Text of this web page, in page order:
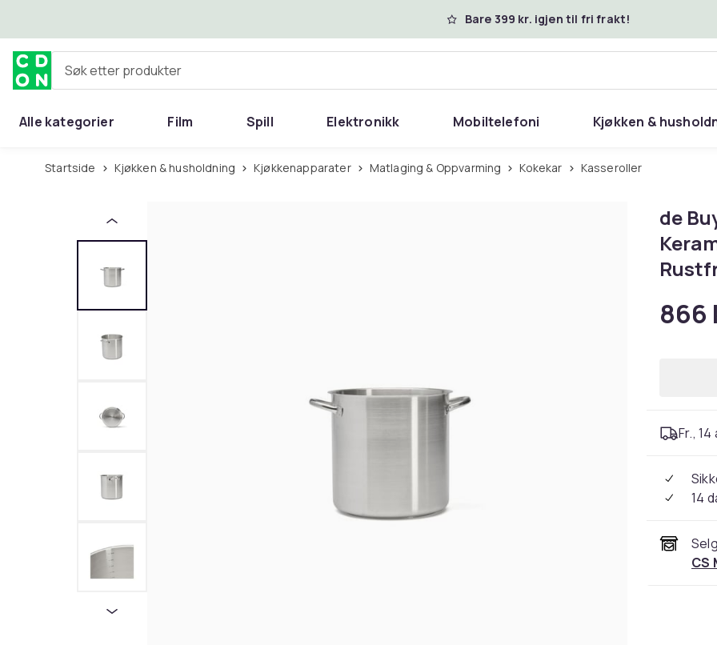
Bare 399 kr. igjen til fri frakt!
Søk etter produkter
Alle kategorier Film Spill Elektronikk Mobiltelefoni Kjøkken &
Startside Kjøkken & husholdning Kjøkkenapparater Matlaging & Oppvarming Kokekar Kasseroller
de
866
Fr.,
14
CS